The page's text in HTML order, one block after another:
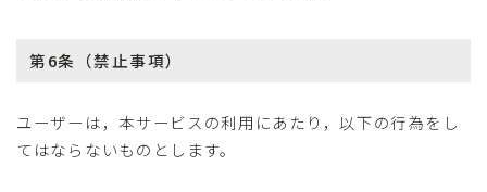
第6条（禁止事項）
ユーザーは，本サービスの利用にあたり，以下の行為をし
てはならないものとします。